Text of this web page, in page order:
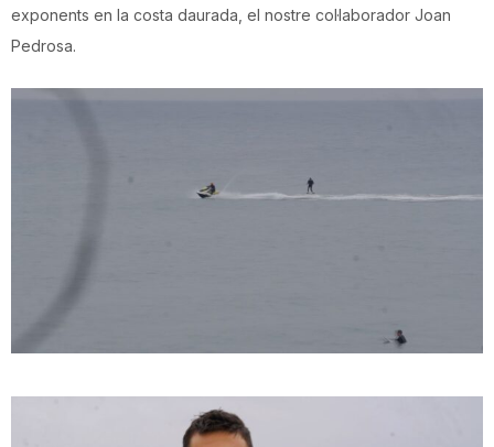
exponents en la costa daurada, el nostre col·laborador Joan
Pedrosa.